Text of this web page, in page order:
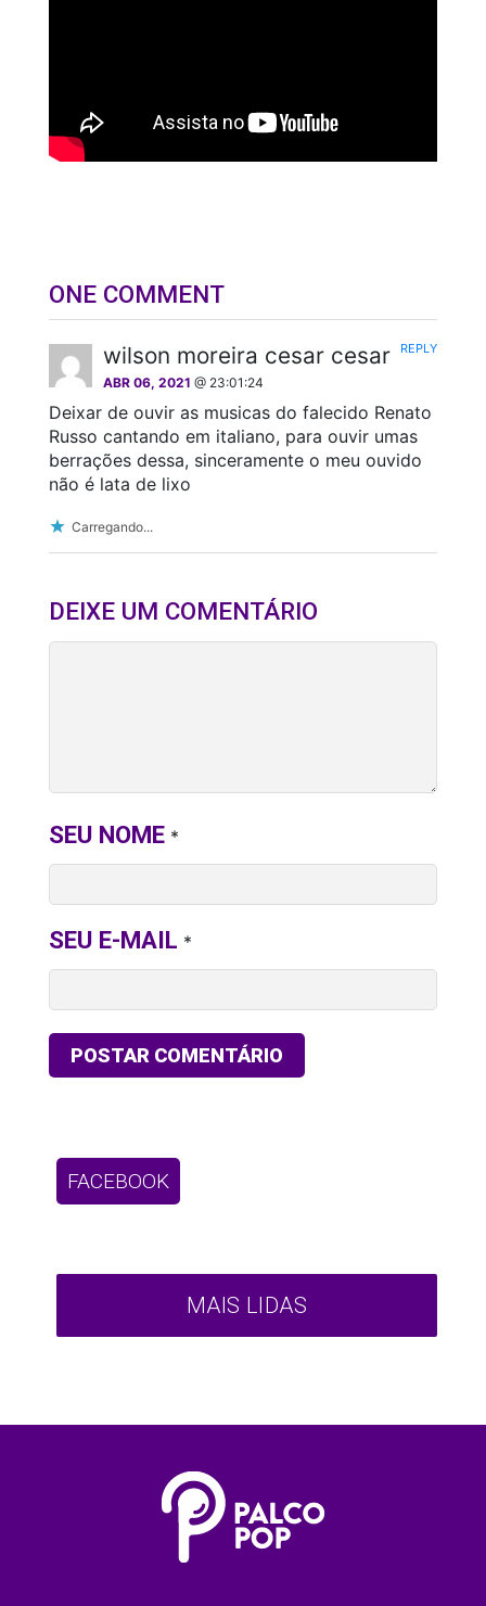
ONE COMMENT
wilson moreira cesar cesar
ABR 06, 2021 @ 23:01:24
Deixar de ouvir as musicas do falecido Renato
Russo cantando em italiano, para ouvir umas
berrações dessa, sinceramente o meu ouvido
não é lata de lixo
Carregando...
REPLY
DEIXE UM COMENTÁRIO
SEU NOME *
SEU E-MAIL *
FACEBOOK
MAIS LIDAS